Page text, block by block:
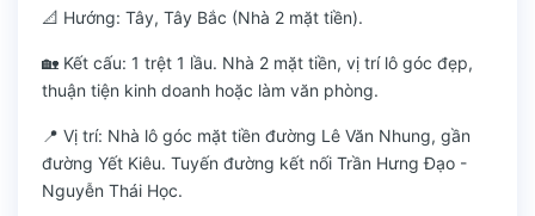
📐 Hướng: Tây, Tây Bắc (Nhà 2 mặt tiền).
🏡 Kết cấu: 1 trệt 1 lầu. Nhà 2 mặt tiền, vị trí lô góc đẹp,
thuận tiện kinh doanh hoặc làm văn phòng.
📍 Vị trí: Nhà lô góc mặt tiền đường Lê Văn Nhung, gần
đường Yết Kiêu. Tuyến đường kết nối Trần Hưng Đạo -
Nguyễn Thái Học.